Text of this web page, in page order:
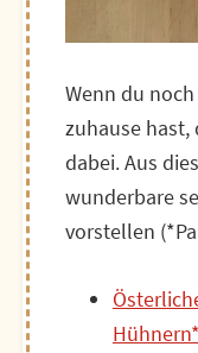
Wenn du
zuhause
dabei. Aus
wunderbare
vorstellen
Hühnern*